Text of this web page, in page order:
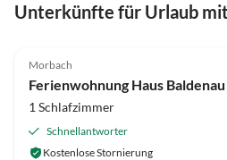
Unterkünfte für Urlaub
Morbach
Ferienwohnung Haus Baldenau
1 Schlafzimmer
Schnellantworter
Kostenlose Stornierung